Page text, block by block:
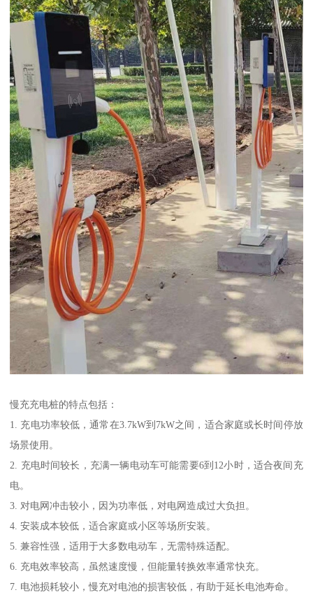
慢充充电桩的特点包括：
1. 充电功率较低，通常在3.7kW到7kW之间，适合家庭或长时间停放
场景使用。
2. 充电时间较长，充满一辆电动车可能需要6到12小时，适合夜间充
电。
3. 对电网冲击较小，因为功率低，对电网造成过大负担。
4. 安装成本较低，适合家庭或小区等场所安装。
5. 兼容性强，适用于大多数电动车，无需特殊适配。
6. 充电效率较高，虽然速度慢，但能量转换效率通常快充。
7. 电池损耗较小，慢充对电池的损害较低，有助于延长电池寿命。